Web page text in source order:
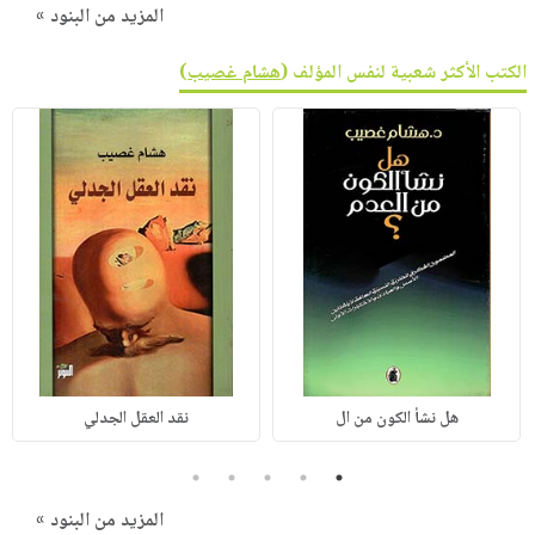
المزيد من البنود »
الكتب الأكثر شعبية لنفس المؤلف (هشام غصيب)
هل نشأ الكون من ال نقد العقل الجدلي
1
2
3
4
5
المزيد من البنود »